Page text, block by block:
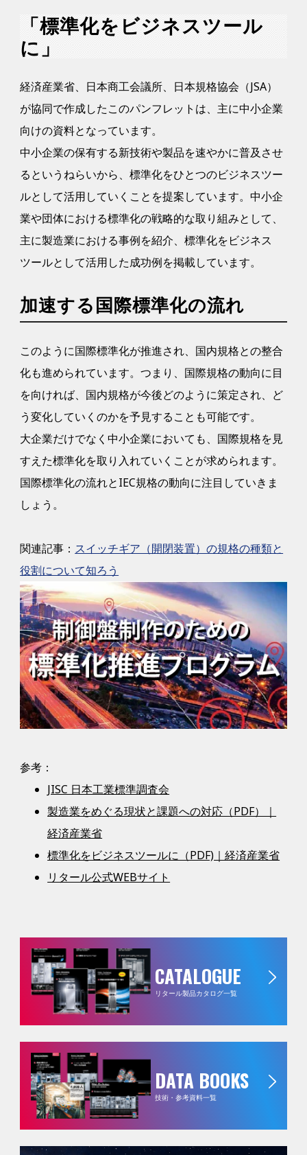
「標準化をビジネスツール
に」
経済産業省、日本商工会議所、日本規格協会（JSA）
が協同で作成したこのパンフレットは、主に中小企業
向けの資料となっています。
中小企業の保有する新技術や製品を速やかに普及させ
るというねらいから、標準化をひとつのビジネスツー
ルとして活用していくことを提案しています。中小企
業や団体における標準化の戦略的な取り組みとして、
主に製造業における事例を紹介、標準化をビジネス
ツールとして活用した成功例を掲載しています。
加速する国際標準化の流れ
このように国際標準化が推進され、国内規格との整合
化も進められています。つまり、国際規格の動向に目
を向ければ、国内規格が今後どのように策定され、ど
う変化していくのかを予見することも可能です。
大企業だけでなく中小企業においても、国際規格を見
すえた標準化を取り入れていくことが求められます。
国際標準化の流れとIEC規格の動向に注目していきま
しょう。
関連記事： スイッチギア（開閉装置）の規格の種類と
役割について知ろう
参考：
JISC 日本工業標準調査会
製造業をめぐる現状と課題への対応（PDF）｜
経済産業省
標準化をビジネスツールに（PDF)｜経済産業省
リタール公式WEBサイト
CATALOGUE
リタール製品カタログ一覧
DATA BOOKS
技術・参考資料一覧